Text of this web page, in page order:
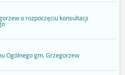
o rozpoczęciu konsultacji
Ogólnego gm. Grzegorzew